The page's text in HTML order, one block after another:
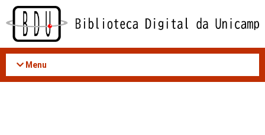
Acessar
conteúdo
Menu